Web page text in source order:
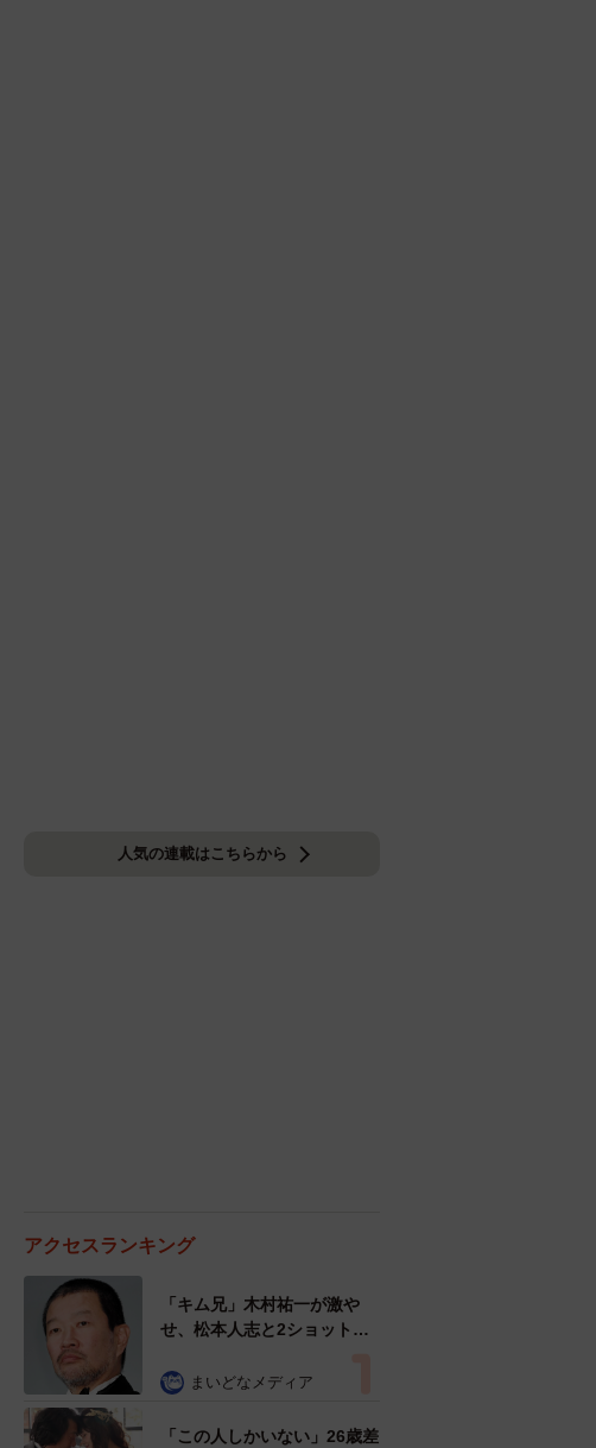
人気の連載はこちらから
アクセスランキング
「キム兄」木村祐一が激や
せ、松本人志と2ショット
「テキヤの兄さん」
まいどなメディア
「この人しかいない」26歳差